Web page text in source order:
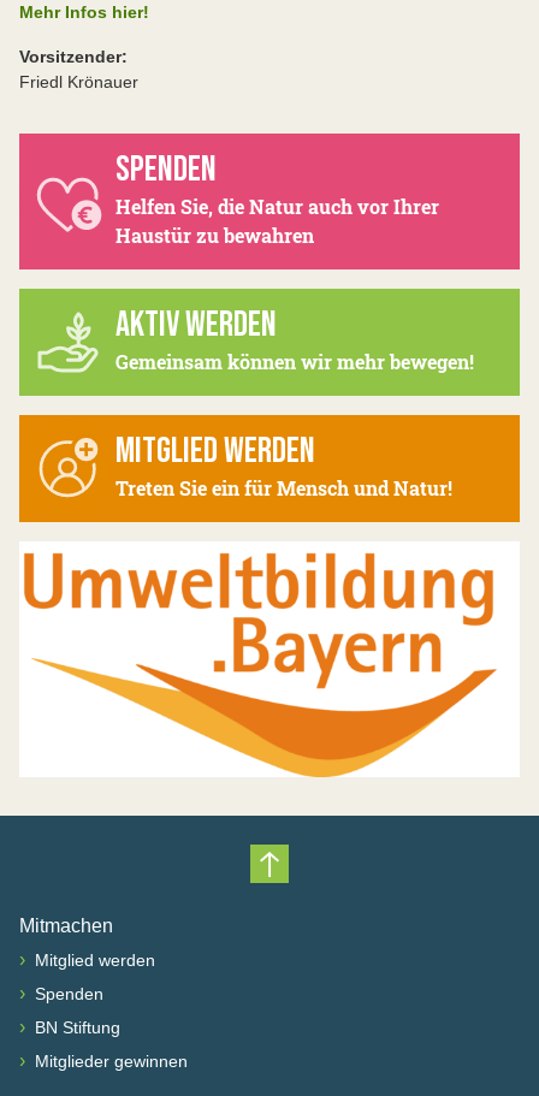
Mehr Infos hier!
Vorsitzender:
Friedl Krönauer
SPENDEN
Helfen Sie, die Natur auch vor Ihrer
Haustür zu bewahren
AKTIV WERDEN
Gemeinsam können wir mehr bewegen!
MITGLIED WERDEN
Treten Sie ein für Mensch und Natur!
Nach oben scrollen
Mitmachen
› Mitglied werden
› Spenden
› BN Stiftung
› Mitglieder gewinnen